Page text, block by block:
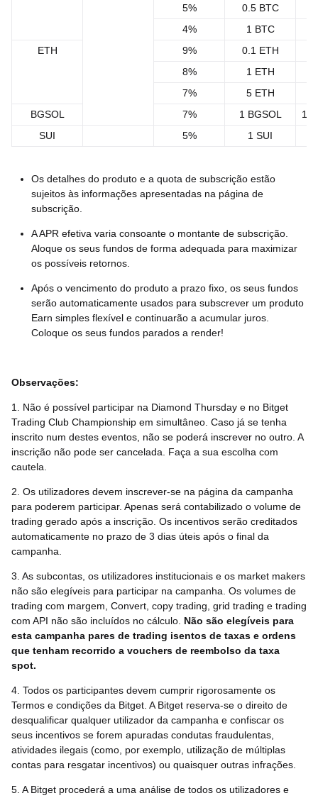
5% 0.5 BTC
4%
1 BTC
ETH
9% 0.1 ETH
8%
1 ETH
7%
5 ETH
BGSOL
7% 1 BGSOL
SUI
5% 1 SUI
Os detalhes do produto e a quota de subscrição estão
sujeitos às informações apresentadas na página de
subscrição.
A APR efetiva varia consoante o montante de subscrição.
Aloque os seus fundos de forma adequada para maximizar
os possíveis retornos.
Após o vencimento do produto a prazo fixo, os seus fundos
serão automaticamente usados para subscrever um produto
Earn simples flexível e continuarão a acumular juros.
Coloque os seus fundos parados a render!
Observações:
1. Não é possível participar na Diamond Thursday e no Bitget
Trading Club Championship em simultâneo. Caso já se tenha
inscrito num destes eventos, não se poderá inscrever no outro. A
inscrição não pode ser cancelada. Faça a sua escolha com
cautela.
2. Os utilizadores devem inscrever-se na página da campanha
para poderem participar. Apenas será contabilizado o volume de
trading gerado após a inscrição. Os incentivos serão creditados
automaticamente no prazo de 3 dias úteis após o final da
campanha.
3. As subcontas, os utilizadores institucionais e os market makers
não são elegíveis para participar na campanha. Os volumes de
trading com margem, Convert, copy trading, grid trading e trading
com API não são incluídos no cálculo. Não são elegíveis para
esta campanha pares de trading isentos de taxas e ordens
que tenham recorrido a vouchers de reembolso da taxa
spot.
4. Todos os participantes devem cumprir rigorosamente os
Termos e condições da Bitget. A Bitget reserva-se o direito de
desqualificar qualquer utilizador da campanha e confiscar os
seus incentivos se forem apuradas condutas fraudulentas,
atividades ilegais (como, por exemplo, utilização de múltiplas
contas para resgatar incentivos) ou quaisquer outras infrações.
5. A Bitget procederá a uma análise de todos os utilizadores e